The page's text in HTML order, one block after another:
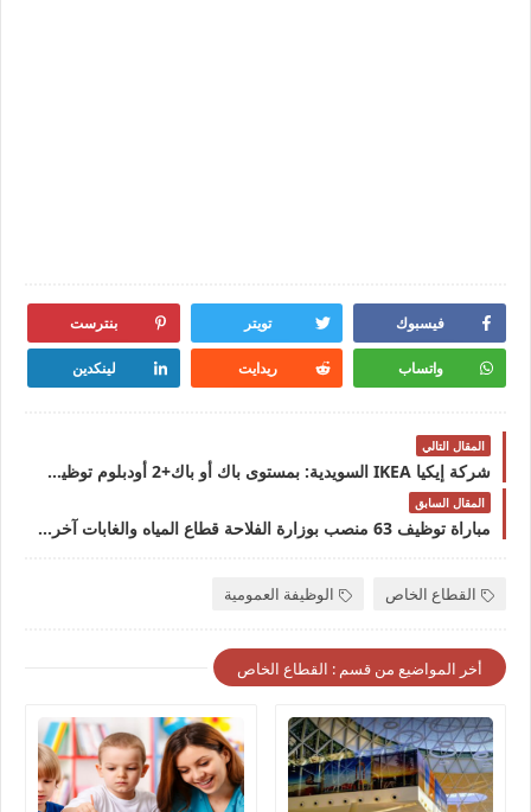
فيسبوك تويتر بنترست
واتساب ريدايت لينكدين
المقال التالي
شركة إيكيا IKEA السويدية: بمستوى باك أو باك+2 أودبلوم توظيف 17 منصب في عدة وظائف
المقال السابق
مباراة توظيف 63 منصب بوزارة الفلاحة قطاع المياه والغابات آخر أجل 30 شتنبر 2022مباراة توظيف 63 منصب بوزارة الفلاحة قطاع المياه والغابات آخر أجل 30 شتنبر 2022
القطاع الخاص الوظيفة العمومية
أخر المواضيع من قسم : القطاع الخاص